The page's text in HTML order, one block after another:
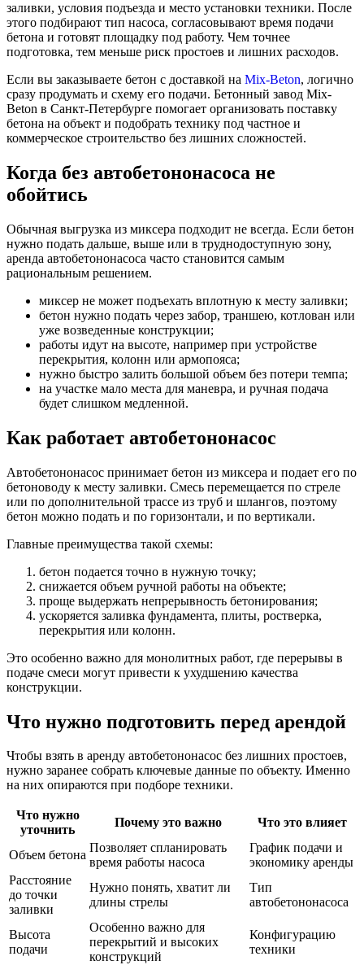
заливки, условия подъезда и место установки техники. После
этого подбирают тип насоса, согласовывают время подачи
бетона и готовят площадку под работу. Чем точнее
подготовка, тем меньше риск простоев и лишних расходов.
Если вы заказываете бетон с доставкой на Mix-Beton, логично
сразу продумать и схему его подачи. Бетонный завод Mix-
Beton в Санкт-Петербурге помогает организовать поставку
бетона на объект и подобрать технику под частное и
коммерческое строительство без лишних сложностей.
Когда без автобетононасоса не
обойтись
Обычная выгрузка из миксера подходит не всегда. Если бетон
нужно подать дальше, выше или в труднодоступную зону,
аренда автобетононасоса часто становится самым
рациональным решением.
миксер не может подъехать вплотную к месту заливки;
бетон нужно подать через забор, траншею, котлован или
уже возведенные конструкции;
работы идут на высоте, например при устройстве
перекрытия, колонн или армопояса;
нужно быстро залить большой объем без потери темпа;
на участке мало места для маневра, и ручная подача
будет слишком медленной.
Как работает автобетононасос
Автобетононасос принимает бетон из миксера и подает его по
бетоноводу к месту заливки. Смесь перемещается по стреле
или по дополнительной трассе из труб и шлангов, поэтому
бетон можно подать и по горизонтали, и по вертикали.
Главные преимущества такой схемы:
бетон подается точно в нужную точку;
снижается объем ручной работы на объекте;
проще выдержать непрерывность бетонирования;
ускоряется заливка фундамента, плиты, ростверка,
перекрытия или колонн.
Это особенно важно для монолитных работ, где перерывы в
подаче смеси могут привести к ухудшению качества
конструкции.
Что нужно подготовить перед арендой
Чтобы взять в аренду автобетононасос без лишних простоев,
нужно заранее собрать ключевые данные по объекту. Именно
на них опираются при подборе техники.
Что нужно
уточнить
Почему это важно Что это влияет
Объем бетона
Позволяет спланировать
время работы насоса
График подачи и
экономику аренды
Расстояние
до точки
заливки
Нужно понять, хватит ли
длины стрелы
Тип
автобетононасоса
Высота
подачи
Особенно важно для
перекрытий и высоких
конструкций
Конфигурацию
техники